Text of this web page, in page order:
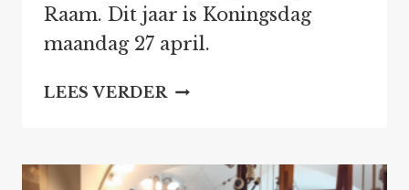
Raam. Dit jaar is Koningsdag
maandag 27 april.
LEES VERDER KINDERSPELEN